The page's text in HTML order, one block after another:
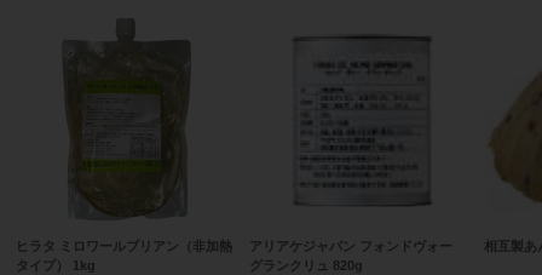
ヒラタ ミロワールブリアン（非加熱
タイプ） 1kg
アリアケジャパン フォンドヴォー
グランクリュ 820g
相互製あ